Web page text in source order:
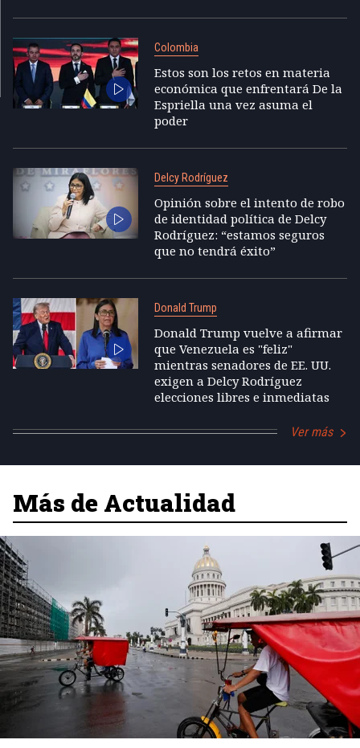
Colombia
Estos son los retos en materia
económica que enfrentará De la
Espriella una vez asuma el
poder
Delcy Rodríguez
Opinión sobre el intento de robo
de identidad política de Delcy
Rodríguez: “estamos seguros
que no tendrá éxito”
Donald Trump
Donald Trump vuelve a afirmar
que Venezuela es "feliz"
mientras senadores de EE. UU.
exigen a Delcy Rodríguez
elecciones libres e inmediatas
Ver más
Más de Actualidad